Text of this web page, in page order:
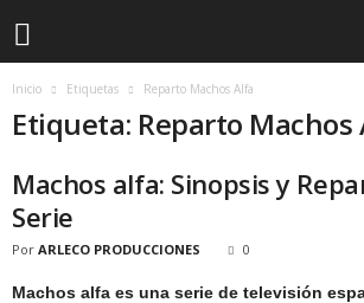
Inicio Etiquetas Reparto Machos Alfa
Etiqueta: Reparto Machos
Machos alfa: Sinopsis y
Serie
Por ARLECO PRODUCCIONES 0
Machos alfa es una serie de televisión